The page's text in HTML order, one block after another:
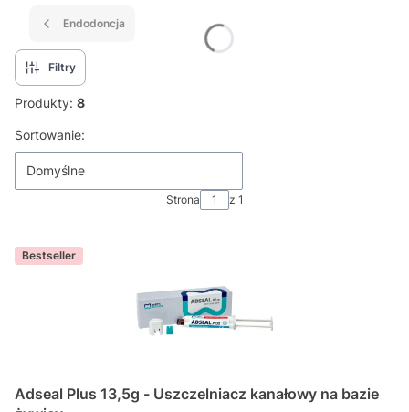
Endodoncja
Filtry
Produkty: 8
Lista produktów
Sortowanie:
Domyślne
Strona z 1
Bestseller
Adseal Plus 13,5g - Uszczelniacz kanałowy na bazie